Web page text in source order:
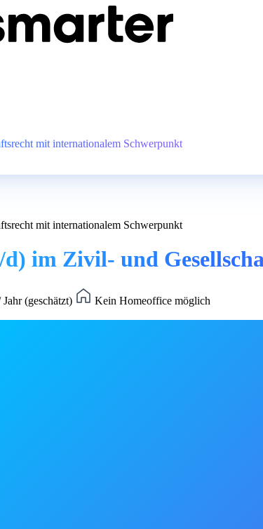
mit internationalem Schwerpunkt
mit internationalem Schwerpunkt
im Zivil- und
(geschätzt)
Kein Homeoffice möglich